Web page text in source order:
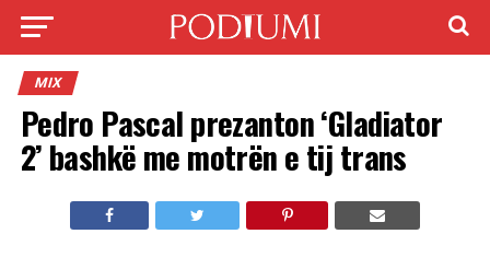
MIX
Pedro Pascal prezanton ‘Gladiator
2’ bashkë me motrën e tij trans